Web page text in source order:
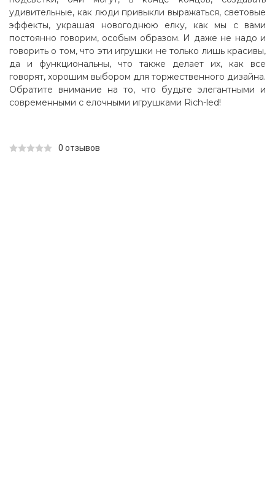
удивительные, как люди привыкли выражаться, световые
эффекты, украшая новогоднюю елку, как мы с вами
постоянно говорим, особым образом. И даже не надо и
говорить о том, что эти игрушки не только лишь красивы,
да и функциональны, что также делает их, как все
говорят, хорошим выбором для торжественного дизайна.
Обратите внимание на то, что будьте элегантными и
современными с елочными игрушками Rich-led!
0 отзывов